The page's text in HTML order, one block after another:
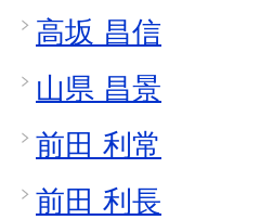
高坂 昌信
山県 昌景
前田 利常
前田 利長